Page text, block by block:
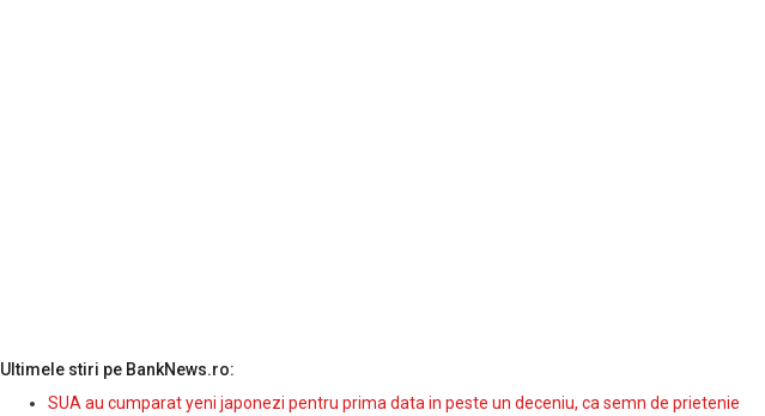
Ultimele stiri pe BankNews.ro:
SUA au cumparat yeni japonezi pentru prima data in peste un deceniu, ca semn de prietenie